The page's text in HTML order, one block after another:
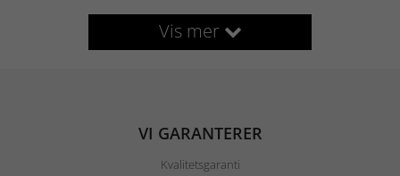
Vis mer
VI GARANTERER
Kvalitetsgaranti